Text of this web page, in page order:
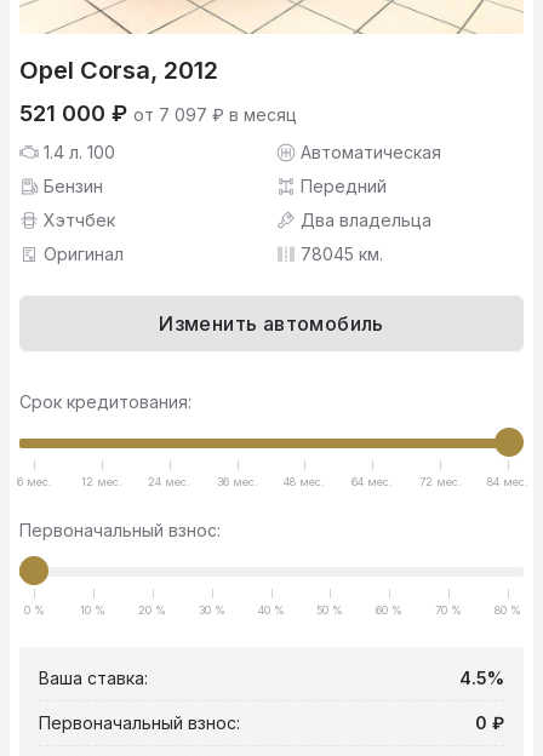
Opel Corsa, 2012
521 000 ₽ от 7 097 ₽ в месяц
1.4 л. 100
Автоматическая
Бензин
Передний
Хэтчбек
Два владельца
Оригинал
78045 км.
Изменить автомобиль
Срок кредитования:
6 мес. 12 мес. 24 мес. 36 мес. 48 мес. 64 мес. 72 мес. 84 мес.
Первоначальный взнос:
0 % 10 % 20 % 30 % 40 % 50 % 60 % 70 % 80 %
Ваша ставка: 4.5%
Первоначальный взнос: 0 ₽